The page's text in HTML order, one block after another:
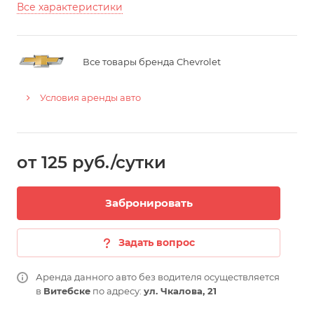
Все характеристики
Все товары бренда Chevrolet
Условия аренды авто
от 125 руб./сутки
Забронировать
Задать вопрос
Аренда данного авто без водителя осуществляется
в Витебске по адресу: ул. Чкалова, 21